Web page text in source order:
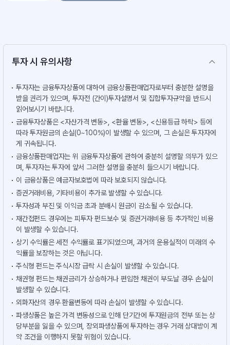
투자 시 유의사항
투자자는 금융투자상품에 대하여 금융상품판매업자로부터 충분한 설명을
받을 권리가 있으며, 투자전 (간이)투자설명서 및 집합투자규약을 반드시
읽어보시기 바랍니다.
금융투자상품은 <자산가격 변동>, <환율 변동>, <신용등급 하락> 등에
따라 투자원금의 손실(0~100%)이 발생할 수 있으며, 그 손실은 투자자에
게 귀속됩니다.
금융상품판매업자는 위 금융투자상품에 관하여 충분히 설명할 의무가 있으
며, 투자자는 투자에 앞서 그러한 설명을 충분히 들으시기 바랍니다.
이 금융상품은 예금자보호법에 따라 보호되지 않습니다.
증권거래비용, 기타비용이 추가로 발생할 수 있습니다.
투자성과 부진 및 이익금 초과 분배시 원금이 감소될 수 있습니다.
재간접펀드 경우에는 피투자 펀드보수 및 증권거래비용 등 추가적인 비용
이 발생할 수 있습니다.
상기 수익률은 세전 수익률로 표기되었으며, 과거의 운용실적이 미래의 수
익률을 보장하는 것은 아닙니다.
주식형 펀드는 주식시장 급락 시 손실이 발생할 수 있습니다.
채권형 펀드는 채권금리가 상승하거나 편입한 채권이 부도날 경우 손실이
발생할 수 있습니다.
외화자산의 경우 환율변동에 따라 손실이 발생할 수 있습니다.
파생상품은 높은 가격 변동성으로 인해 단기간에 투자원금의 전부 또는 상
당부분을 잃을 수 있으며, 장외파생상품에 투자하는 경우 거래 상대방이 계
약 조건을 이행하지 못할 위험이 있습니다.